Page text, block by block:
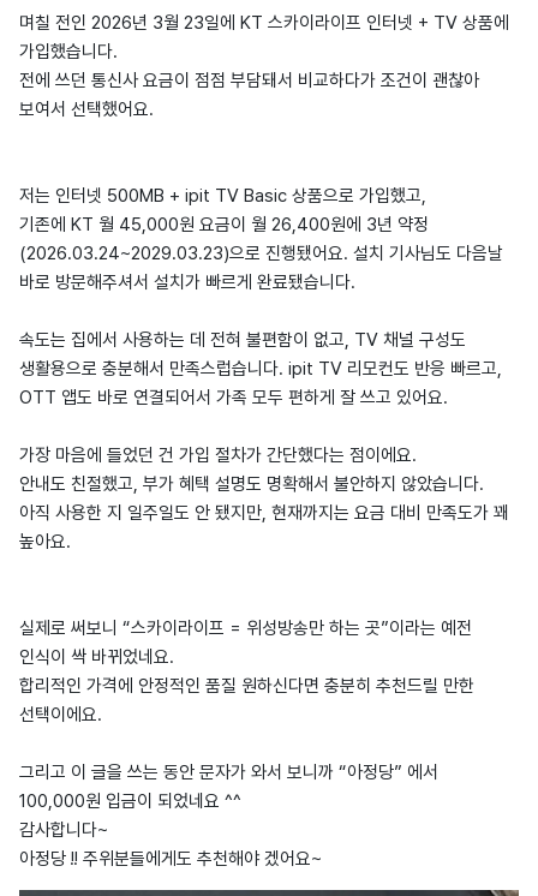
며칠 전인 2026년 3월 23일에 KT 스카이라이프 인터넷 + TV 상품에
가입했습니다.
전에 쓰던 통신사 요금이 점점 부담돼서 비교하다가 조건이 괜찮아
보여서 선택했어요.
저는 인터넷 500MB + ipit TV Basic 상품으로 가입했고,
기존에 KT 월 45,000원 요금이 월 26,400원에 3년 약정
(2026.03.24~2029.03.23)으로 진행됐어요. 설치 기사님도 다음날
바로 방문해주셔서 설치가 빠르게 완료됐습니다.
속도는 집에서 사용하는 데 전혀 불편함이 없고, TV 채널 구성도
생활용으로 충분해서 만족스럽습니다. ipit TV 리모컨도 반응 빠르고,
OTT 앱도 바로 연결되어서 가족 모두 편하게 잘 쓰고 있어요.
가장 마음에 들었던 건 가입 절차가 간단했다는 점이에요.
안내도 친절했고, 부가 혜택 설명도 명확해서 불안하지 않았습니다.
아직 사용한 지 일주일도 안 됐지만, 현재까지는 요금 대비 만족도가 꽤
높아요.
실제로 써보니 “스카이라이프 = 위성방송만 하는 곳”이라는 예전
인식이 싹 바뀌었네요.
합리적인 가격에 안정적인 품질 원하신다면 충분히 추천드릴 만한
선택이에요.
그리고 이 글을 쓰는 동안 문자가 와서 보니까 “아정당” 에서
100,000원 입금이 되었네요 ^^
감사합니다~
아정당 !! 주위분들에게도 추천해야 겠어요~